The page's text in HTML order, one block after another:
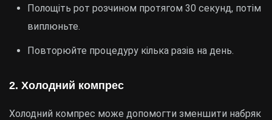
Полощіть рот розчином протягом 30 секунд, потім
виплюньте.
Повторюйте процедуру кілька разів на день.
2. Холодний компрес
Холодний компрес може допомогти зменшити набряк